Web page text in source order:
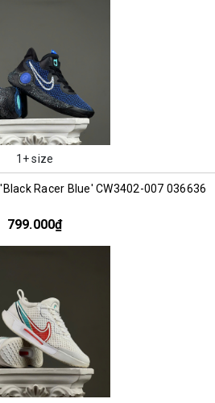
1+ size
Racer Blue' CW3402-007 036636
799.000₫